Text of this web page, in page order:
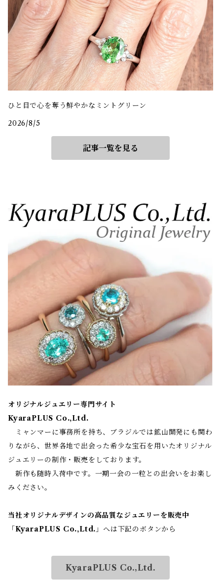
ひと目で心を奪う鮮やかなミントグリーン
2026/8/5
記事一覧を見る
オリジナルジュエリー専門サイト
KyaraPLUS Co.,Ltd.
ミャンマーに事務所を持ち、ブラジルでは鉱山開発にも関わ
りながら、世界各地で出会った希少な宝石を用いたオリジナル
ジュエリーの制作・販売をしております。
新作も随時入荷中です。一期一会の一粒との出会いをお楽し
みください。
当社オリジナルデザインの高品質なジュエリーを販売中
「 KyaraPLUS Co.,Ltd. 」へは下記のボタンから
KyaraPLUS Co.,Ltd.